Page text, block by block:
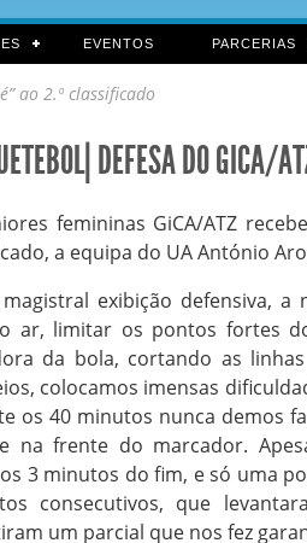
EVENTOS PARCERIAS
ao 2.º classificado
DEFESA DO GICA/
femininas GiCA/ATZ
a equipa do UA António
exibição defensiva,
ar, limitar os pontos fortes
da bola, cortando as
colocamos imensas
os 40 minutos nunca demos
na frente do marcador.
3 minutos do fim, e só uma
consecutivos, que
um parcial que nos fez